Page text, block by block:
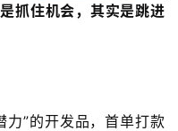
抓住机会，其实是跳进
力”的开发品，首单打款